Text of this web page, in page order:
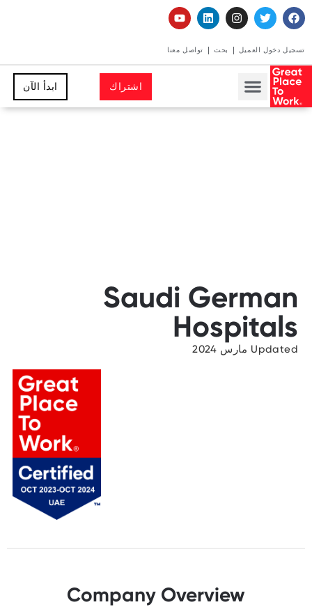
تسجيل دخول العميل بحث تواصل معنا
اشتراك ابدأ الآن
Saudi German
Hospitals
Updated مارس 2024
Company Overview